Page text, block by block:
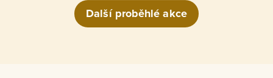
Další proběhlé akce